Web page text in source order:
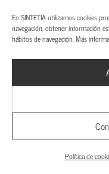
En SINTETIA utilizamos cookies
navegación, obtener información
hábitos de navegación. Más
Política de
Sobre
Autores
Publicidad